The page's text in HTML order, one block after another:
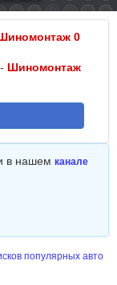
0
- Шиномонтаж
в нашем канале
популярных авто